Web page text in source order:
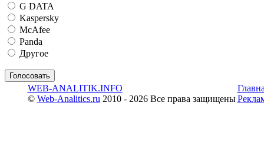
G DATA
Kaspersky
McAfee
Panda
Другое
WEB-ANALITIK.INFO
© Web-Analitics.ru 2010 - 2026 Все права защищены